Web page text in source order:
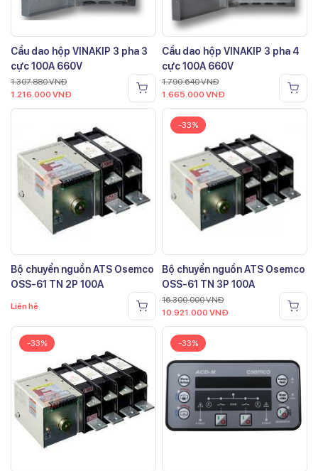
Cầu dao hộp VINAKIP 3 pha 3
cực 100A 660V
1.307.880VNĐ
1.216.000 VNĐ
Cầu dao hộp VINAKIP 3 pha 4
cực 100A 660V
1.790.640VNĐ
1.665.000 VNĐ
Bộ chuyển nguồn ATS Osemco
OSS-61 TN 2P 100A
Liên hệ
-33%
Bộ chuyển nguồn ATS Osemco
OSS-61 TN 3P 100A
16.300.000VNĐ
10.921.000 VNĐ
-33% -33%